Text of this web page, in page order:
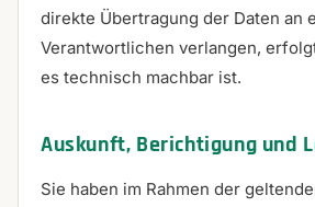
direkte Übertragung der Daten an
Verantwortlichen verlangen,
es technisch machbar ist.
Auskunft, Berichtigung und
Sie haben im Rahmen der